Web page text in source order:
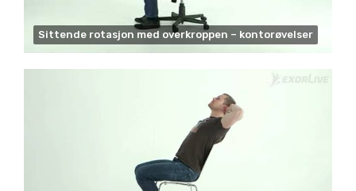
Sittende rotasjon med overkroppen – kontorøvelser